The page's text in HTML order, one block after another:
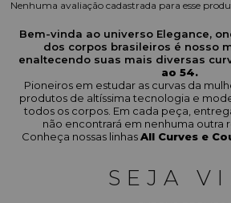
Nenhuma avaliação cadastrada para esse
Bem-vinda ao universo Elegance,
dos corpos brasileiros é nosso
enaltecendo suas mais diversas
ao 54.
Pioneiros em estudar as curvas da
produtos de altíssima tecnologia e
todos os corpos. Em cada peça,
não encontrará em nenhuma outra
Conheça nossas linhasAll Curves e
SEJA